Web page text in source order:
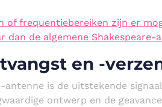
of frequentiebereiken zijn er
dan de algemene Shakespeare-
en -
antenne is de uitstekende
ontwerp en de